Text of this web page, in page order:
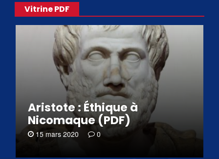
Vitrine PDF
Aristote : Éthique à
Nicomaque (PDF)
15 mars 2020 0